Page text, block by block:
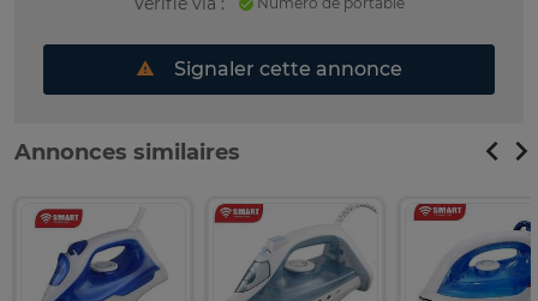
Signaler cette annonce
Annonces similaires